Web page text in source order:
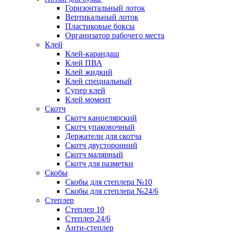
Горизонтальный лоток
Вертикальный лоток
Пластиковые боксы
Организатор рабочего места
Клей
Клей-карандаш
Клей ПВА
Клей жидкий
Клей специальный
Супер клей
Клей момент
Скотч
Скотч канцелярский
Скотч упаковочный
Держатели для скотча
Скотч двусторонний
Скотч малярный
Скотч для разметки
Скобы
Скобы для степлера №10
Скобы для степлера №24/6
Степлер
Степлер 10
Степлер 24/6
Анти-степлер